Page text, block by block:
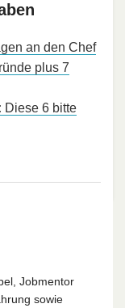
an den Chef
plus 7
Diese 6 bitte
Jobmentor
sowie